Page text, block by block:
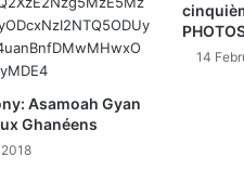
Asamoah Gyan
Ghanéens
14